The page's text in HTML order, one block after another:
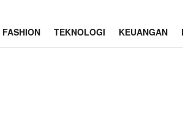
FASHION TEKNOLOGI KEUANGAN